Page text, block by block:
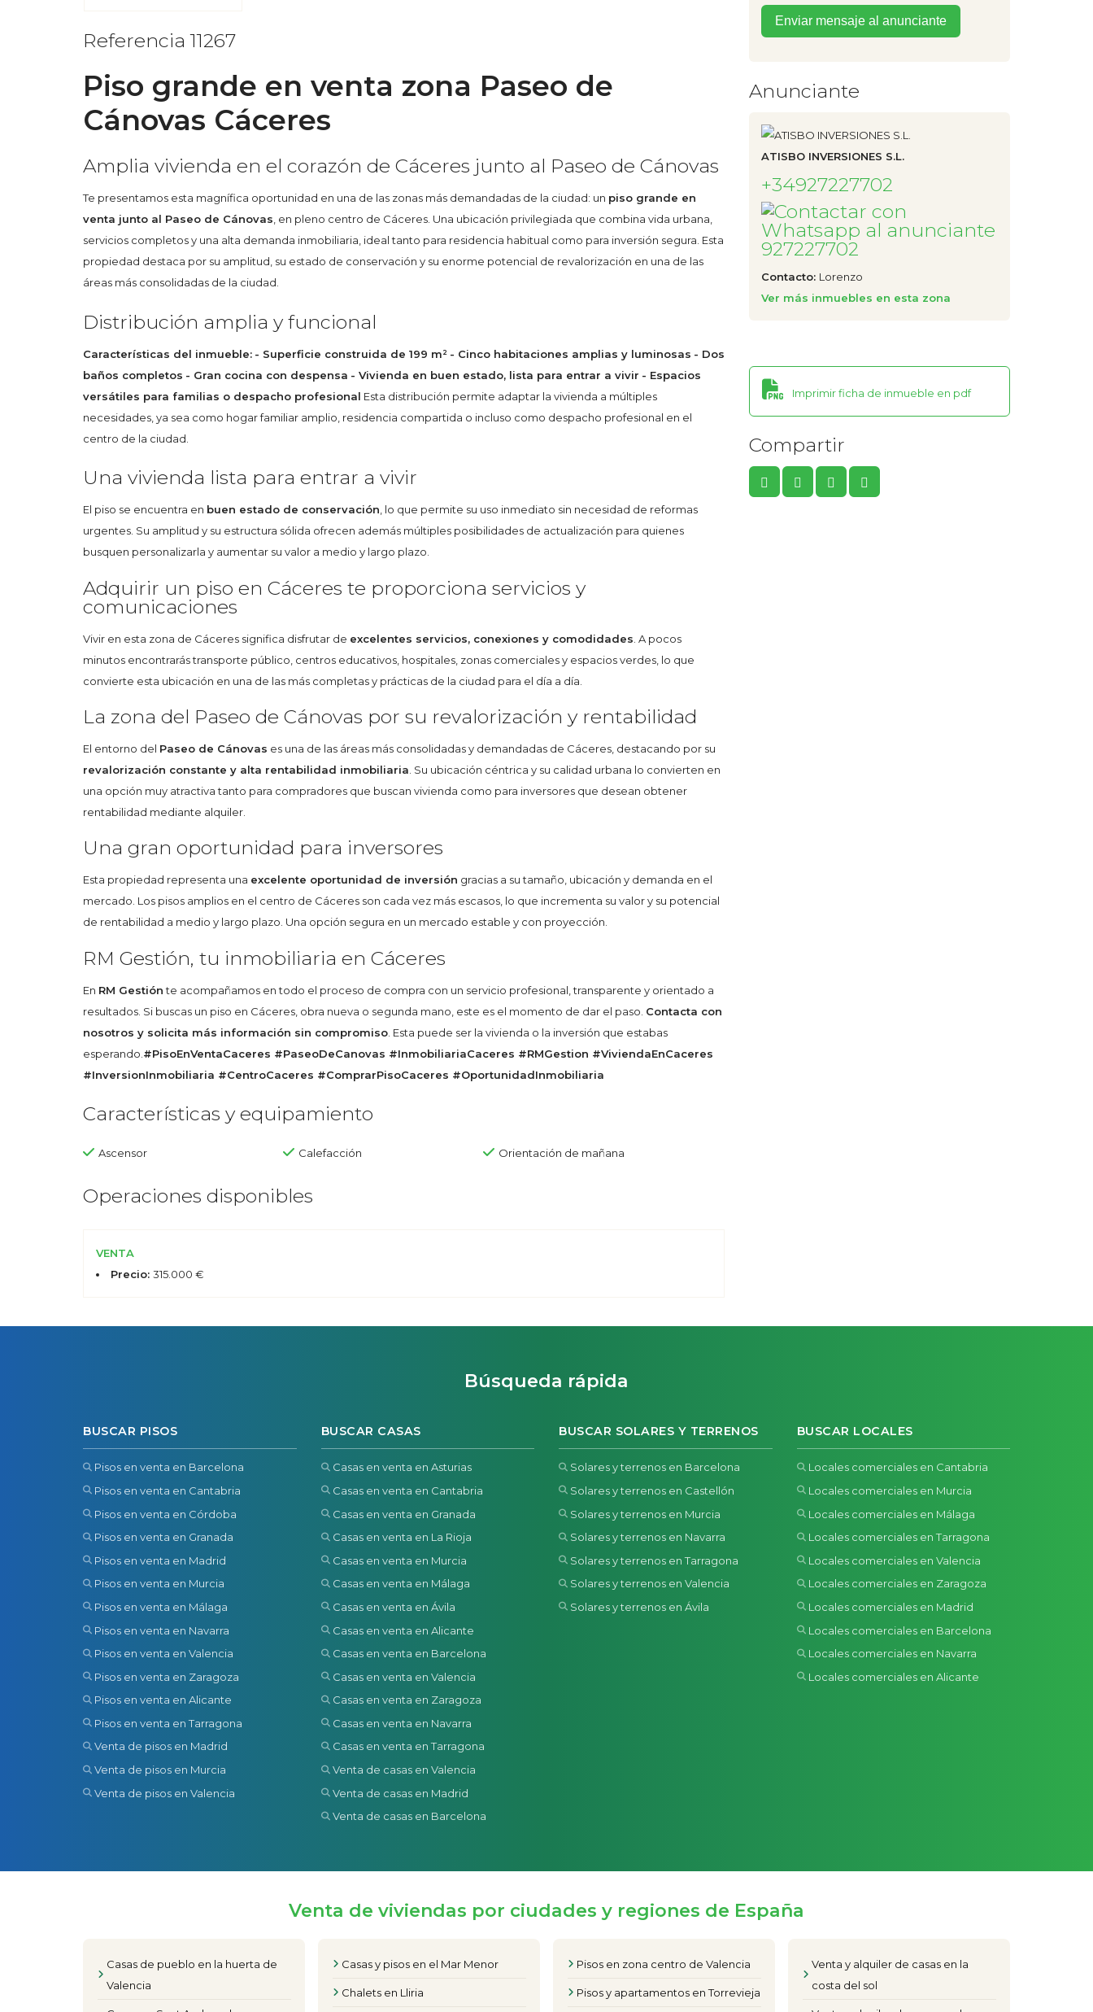
Referencia 11267
Piso grande en venta zona Paseo de
Cánovas Cáceres
Amplia vivienda en el corazón de Cáceres junto al Paseo de Cánovas
Te presentamos esta magnífica oportunidad en una de las zonas más demandadas de la ciudad: un piso grande en
venta junto al Paseo de Cánovas, en pleno centro de Cáceres. Una ubicación privilegiada que combina vida urbana,
servicios completos y una alta demanda inmobiliaria, ideal tanto para residencia habitual como para inversión segura. Esta
propiedad destaca por su amplitud, su estado de conservación y su enorme potencial de revalorización en una de las
áreas más consolidadas de la ciudad.
Distribución amplia y funcional
Características del inmueble: - Superficie construida de 199 m² - Cinco habitaciones amplias y luminosas - Dos
baños completos - Gran cocina con despensa - Vivienda en buen estado, lista para entrar a vivir - Espacios
versátiles para familias o despacho profesional Esta distribución permite adaptar la vivienda a múltiples
necesidades, ya sea como hogar familiar amplio, residencia compartida o incluso como despacho profesional en el
centro de la ciudad.
Una vivienda lista para entrar a vivir
El piso se encuentra en buen estado de conservación , lo que permite su uso inmediato sin necesidad de reformas
urgentes. Su amplitud y su estructura sólida ofrecen además múltiples posibilidades de actualización para quienes
busquen personalizarla y aumentar su valor a medio y largo plazo.
Adquirir un piso en Cáceres te proporciona servicios y
comunicaciones
Vivir en esta zona de Cáceres significa disfrutar de excelentes servicios, conexiones y comodidades . A pocos
minutos encontrarás transporte público, centros educativos, hospitales, zonas comerciales y espacios verdes, lo que
convierte esta ubicación en una de las más completas y prácticas de la ciudad para el día a día.
La zona del Paseo de Cánovas por su revalorización y rentabilidad
El entorno del Paseo de Cánovas es una de las áreas más consolidadas y demandadas de Cáceres, destacando por su
revalorización constante y alta rentabilidad inmobiliaria . Su ubicación céntrica y su calidad urbana lo convierten en
una opción muy atractiva tanto para compradores que buscan vivienda como para inversores que desean obtener
rentabilidad mediante alquiler.
Una gran oportunidad para inversores
Esta propiedad representa una excelente oportunidad de inversión gracias a su tamaño, ubicación y demanda en el
mercado. Los pisos amplios en el centro de Cáceres son cada vez más escasos, lo que incrementa su valor y su potencial
de rentabilidad a medio y largo plazo. Una opción segura en un mercado estable y con proyección.
RM Gestión, tu inmobiliaria en Cáceres
En RM Gestiónte acompañamos en todo el proceso de compra con un servicio profesional, transparente y orientado a
resultados. Si buscas un piso en Cáceres, obra nueva o segunda mano, este es el momento de dar el paso. Contacta con
nosotros y solicita más información sin compromiso . Esta puede ser la vivienda o la inversión que estabas
esperando. #PisoEnVentaCaceres #PaseoDeCanovas #InmobiliariaCaceres #RMGestion #ViviendaEnCaceres
#InversionInmobiliaria #CentroCaceres #ComprarPisoCaceres #OportunidadInmobiliaria
Características y equipamiento
Ascensor Calefacción Orientación de mañana
Operaciones disponibles
VENTA
Precio: 315.000 €
Anunciante
ATISBO INVERSIONES S.L.
+34927227702
927227702
Contacto: Lorenzo
Ver más inmuebles en esta zona
Imprimir ficha de inmueble en pdf
Compartir
Búsqueda rápida
BUSCAR PISOS
Pisos en venta en Barcelona
Pisos en venta en Cantabria
Pisos en venta en Córdoba
Pisos en venta en Granada
Pisos en venta en Madrid
Pisos en venta en Murcia
Pisos en venta en Málaga
Pisos en venta en Navarra
Pisos en venta en Valencia
Pisos en venta en Zaragoza
Pisos en venta en Alicante
Pisos en venta en Tarragona
Venta de pisos en Madrid
Venta de pisos en Murcia
Venta de pisos en Valencia
BUSCAR CASAS
Casas en venta en Asturias
Casas en venta en Cantabria
Casas en venta en Granada
Casas en venta en La Rioja
Casas en venta en Murcia
Casas en venta en Málaga
Casas en venta en Ávila
Casas en venta en Alicante
Casas en venta en Barcelona
Casas en venta en Valencia
Casas en venta en Zaragoza
Casas en venta en Navarra
Casas en venta en Tarragona
Venta de casas en Valencia
Venta de casas en Madrid
Venta de casas en Barcelona
BUSCAR SOLARES Y TERRENOS
Solares y terrenos en Barcelona
Solares y terrenos en Castellón
Solares y terrenos en Murcia
Solares y terrenos en Navarra
Solares y terrenos en Tarragona
Solares y terrenos en Valencia
Solares y terrenos en Ávila
BUSCAR LOCALES
Locales comerciales en Cantabria
Locales comerciales en Murcia
Locales comerciales en Málaga
Locales comerciales en Tarragona
Locales comerciales en Valencia
Locales comerciales en Zaragoza
Locales comerciales en Madrid
Locales comerciales en Barcelona
Locales comerciales en Navarra
Locales comerciales en Alicante
Venta de viviendas por ciudades y regiones de España
Casas de pueblo en la huerta de
Valencia
Casas y pisos en el Mar Menor
Chalets en Lliria
Pisos en zona centro de Valencia
Pisos y apartamentos en Torrevieja
Venta y alquiler de casas en la
costa del sol